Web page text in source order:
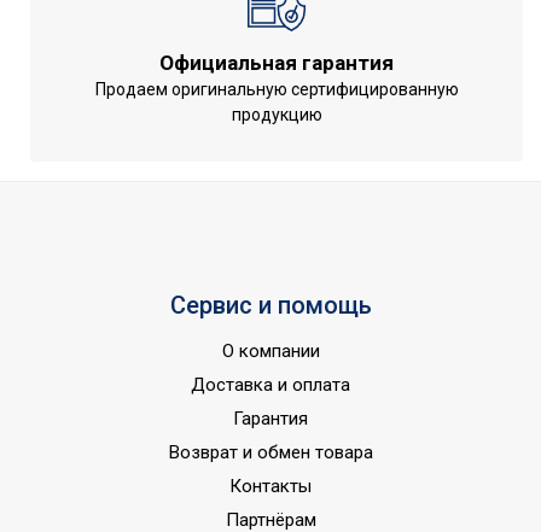
Официальная гарантия
Продаем оригинальную сертифицированную
продукцию
Сервис и помощь
О компании
Доставка и оплата
Гарантия
Возврат и обмен товара
Контакты
Партнёрам